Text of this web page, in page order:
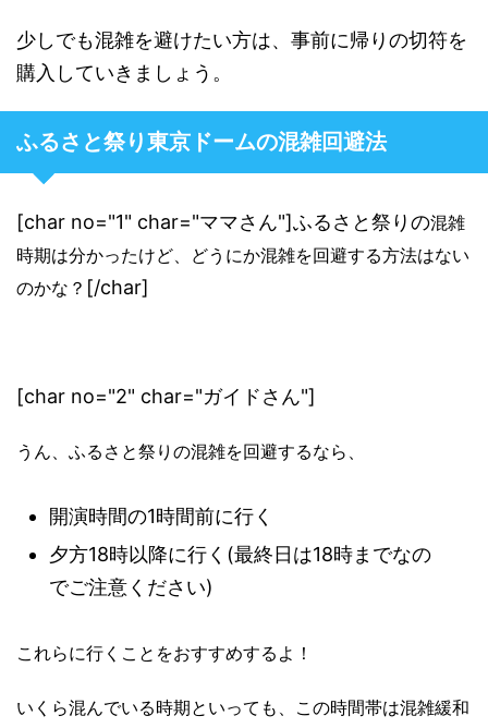
少しでも混雑を避けたい方は、事前に帰りの切符を
購入していきましょう。
ふるさと祭り東京ドームの混雑回避法
[char no="1" char="ママさん"]ふるさと祭りの混雑
時期は分かったけど、どうにか混雑を回避する方法はない
のかな？ [/char]
[char no="2" char="ガイドさん"]
うん、ふるさと祭り の混雑を回避するなら、
開演時間の1時間前に行く
夕方18時以降に行く(最終日は18時までなの
でご注意ください)
これらに行くことをおすすめするよ！
いくら混んでいる時期といっても、この時間帯は混雑緩和